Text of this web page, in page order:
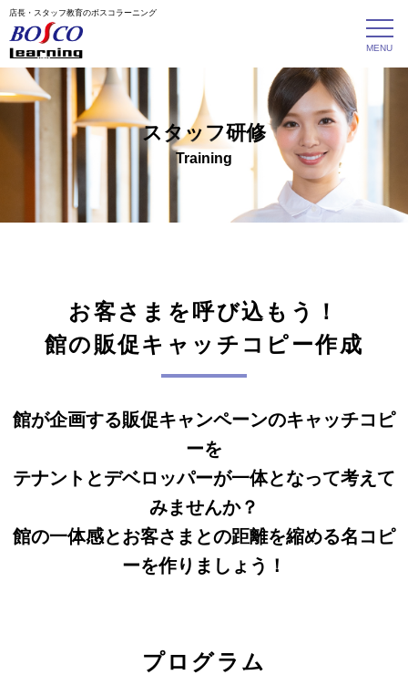
店長・スタッフ教育のボスコラーニング
スタッフ研修
Training
お客さまを呼び込もう！
館の販促キャッチコピー作成
館が企画する販促キャンペーンのキャッチコピ
ーを
テナントとデベロッパーが一体となって考えて
みませんか？
館の一体感とお客さまとの距離を縮める名コピ
ーを作りましょう！
プログラム